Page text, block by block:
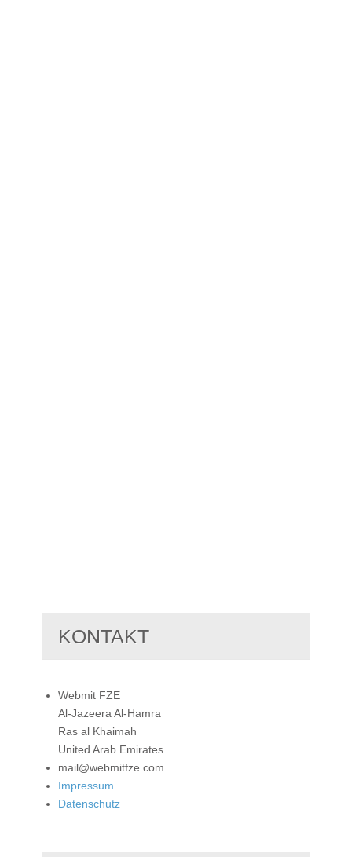
KONTAKT
Webmit FZE
Al-Jazeera Al-Hamra
Ras al Khaimah
United Arab Emirates
mail@webmitfze.com
Impressum
Datenschutz